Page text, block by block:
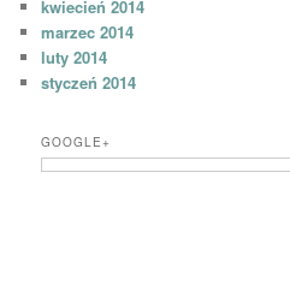
kwiecień 2014
marzec 2014
luty 2014
styczeń 2014
GOOGLE+